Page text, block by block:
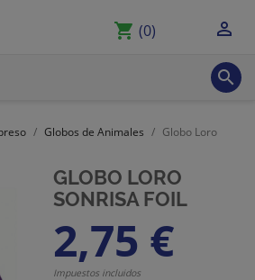
shopping_cart (0) 

Globos de Animales
Globo Loro
GLOBO LORO
SONRISA FOIL
2,75 €
Impuestos incluidos